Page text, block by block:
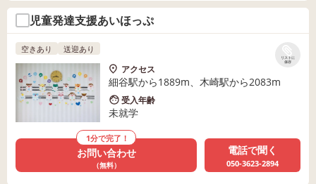
児童発達支援あいほっぷ
リストに
保存
空きあり 送迎あり
アクセス
細谷駅から1889m、木崎駅から2083m
受入年齢
未就学
1分で完了！
お問い合わせ
（無料）
電話で聞く
050-3623-2894